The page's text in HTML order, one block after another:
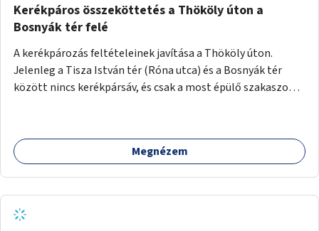
Kerékpáros összeköttetés a Thököly úton a
Bosnyák tér felé
A kerékpározás feltételeinek javítása a Thököly úton.
Jelenleg a Tisza István tér (Róna utca) és a Bosnyák tér
között nincs kerékpársáv, és csak a most épülő szakaszon
Megnézem